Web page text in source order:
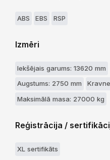
ABS EBS RSP
Izmēri
Iekšējais garums: 13620 mm
Augstums: 2750 mm
Maksimālā masa: 27000 kg
Reģistrācija /
XL sertifikāts